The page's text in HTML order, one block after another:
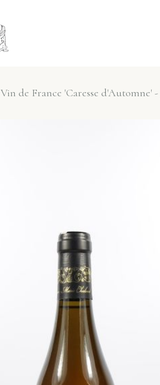
Vin de France 'Caresse d'Automne'